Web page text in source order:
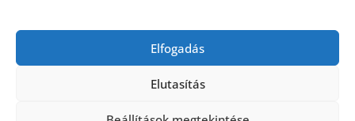
Elfogadás
Elutasítás
gin árak